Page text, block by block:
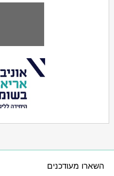
השארו מעודכנים